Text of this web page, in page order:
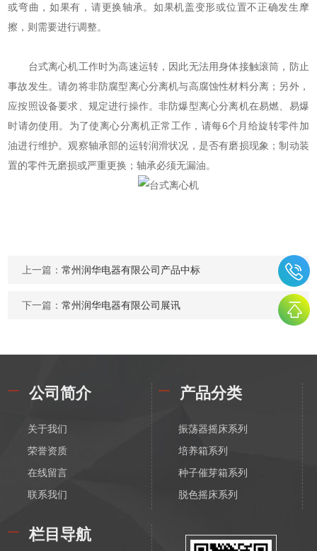
或弯曲，如果有，请更换轴承。如果机盖变形或位置不正确发生摩
擦，则需要进行调整。
台式离心机工作时为高速运转，因此无法用身体接触滚筒，防止
事故发生。请勿将非防腐型离心分离机与高腐蚀性材料分离；另外，
应按照设备要求、规定进行操作。非防爆型离心分离机在易燃、易爆
时请勿使用。为了使离心分离机正常工作，请每6个月给旋转零件加
油进行维护。观察轴承部的运转润滑状况，是否有磨损现象；制动装
置的零件无磨损或严重更换；轴承必须无漏油。
上一篇：常州润华电器有限公司产品中标
下一篇：常州润华电器有限公司展讯
公司简介
关于我们
荣誉资质
在线留言
联系我们
产品分类
振荡器摇床系列
培养箱系列
种子催芽箱系列
脱色摇床系列
恒温磁力搅拌器系列
栏目导航